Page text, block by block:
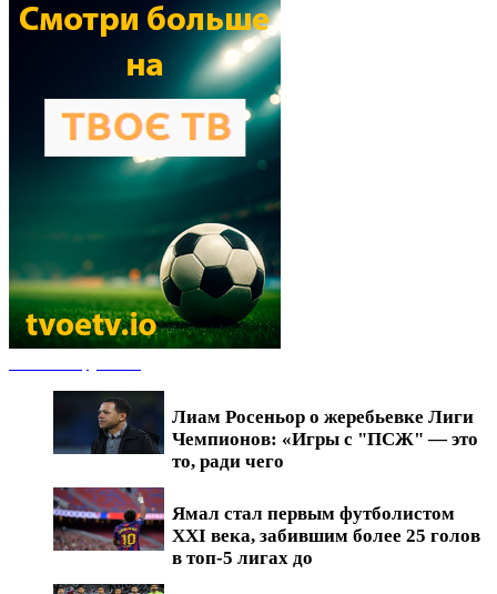
Лиам Росеньор о жеребьевке Лиги
Чемпионов: «Игры с "ПСЖ" — это
то, ради чего
Ямал стал первым футболистом
XXI века, забившим более 25 голов
в топ-5 лигах до